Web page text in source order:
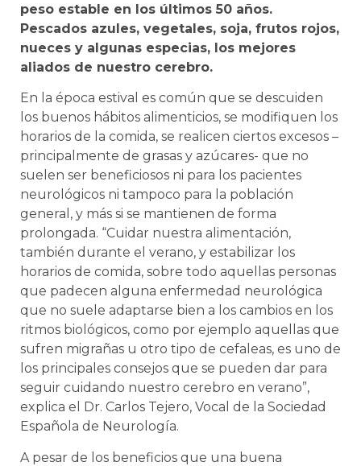
peso estable en los últimos 50 años.
Pescados azules, vegetales, soja, frutos rojos,
nueces y algunas especias, los mejores
aliados de nuestro cerebro.
En la época estival es común que se descuiden
los buenos hábitos alimenticios, se modifiquen los
horarios de la comida, se realicen ciertos excesos –
principalmente de grasas y azúcares- que no
suelen ser beneficiosos ni para los pacientes
neurológicos ni tampoco para la población
general, y más si se mantienen de forma
prolongada. “Cuidar nuestra alimentación,
también durante el verano, y estabilizar los
horarios de comida, sobre todo aquellas personas
que padecen alguna enfermedad neurológica
que no suele adaptarse bien a los cambios en los
ritmos biológicos, como por ejemplo aquellas que
sufren migrañas u otro tipo de cefaleas, es uno de
los principales consejos que se pueden dar para
seguir cuidando nuestro cerebro en verano”,
explica el Dr. Carlos Tejero, Vocal de la Sociedad
Española de Neurología.
A pesar de los beneficios que una buena